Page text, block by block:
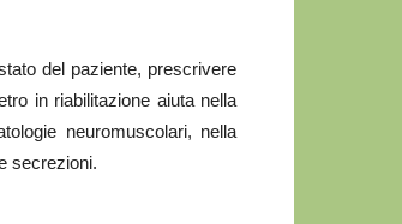
del paziente, prescrivere
in riabilitazione aiuta nella
neuromuscolari, nella
secrezioni.